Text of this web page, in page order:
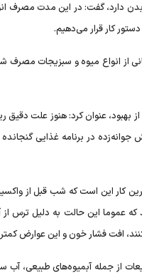
بدن دارد، گفت: در این مدت
کار قرار می‌دهیم.
از انواع میوه و سبزیجات مصرف
بهبود، عنوان کرد: هنوز علت
در برنامه غذایی
این است که شب قبل از
این حالت به دلیل ترس از
افت فشار خون و این عوارض کمتر
از جمله آبمیوه‌های طبیعی،